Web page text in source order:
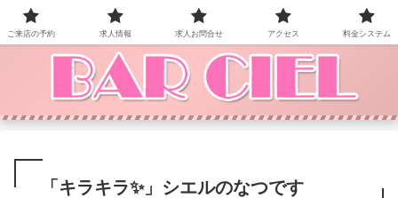
BAR CIEL！ご来店お待ちしています。
「キラキラ✨」シエルのなつです
ご来店の予約 求人情報 求人お問合せ アクセス 料金システム